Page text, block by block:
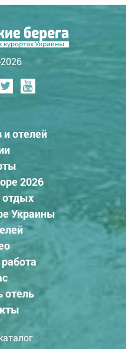
и отелей
2026
Украины
отель